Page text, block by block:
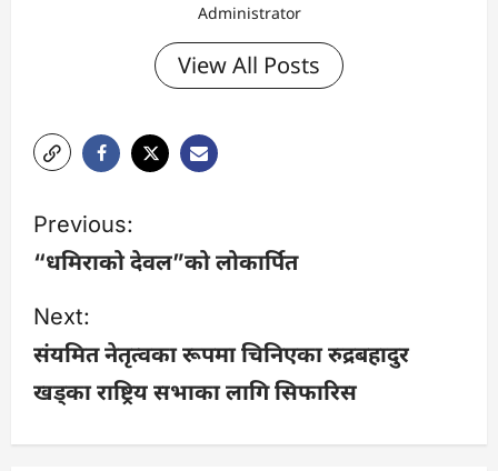
Administrator
View All Posts
P
o
s
t
n
Previous:
“धमिराको देवल”को लोकार्पित
Next:
संयमित नेतृत्वका रूपमा चिनिएका रुद्रबहादुर
खड्का राष्ट्रिय सभाका लागि सिफारिस